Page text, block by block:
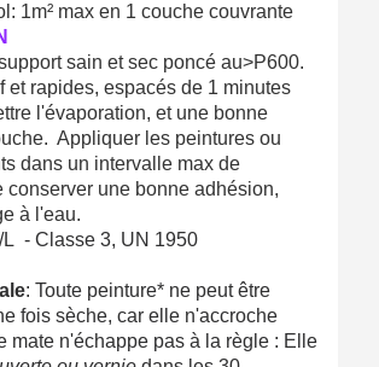
1m² max en 1 couche couvrante
sain et sec poncé au>P600.
et rapides, espacés de 1 minutes
l'évaporation, et une bonne
Appliquer les peintures ou
dans un intervalle max de
conserver une bonne adhésion,
à l'eau.
L - Classe 3, UN 1950
: Toute peinture* ne peut être
fois sèche, car elle n'accroche
mate n'échappe pas à la règle : Elle